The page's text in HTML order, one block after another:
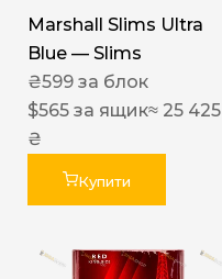
Marshall Slims Ultra
Blue — Slims
₴599 за блок
$565 за ящик≈ 25 425
₴
Купити